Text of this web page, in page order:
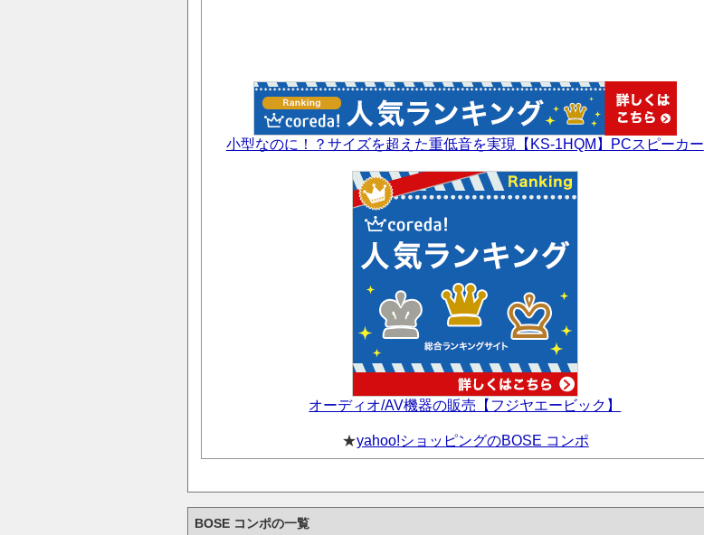
小型なのに！？サイズを超えた重低音を実現【KS-1HQM】PCスピーカー
オーディオ/AV機器の販売【フジヤエービック】
★yahoo!ショッピングのBOSE コンポ
BOSE コンポの一覧